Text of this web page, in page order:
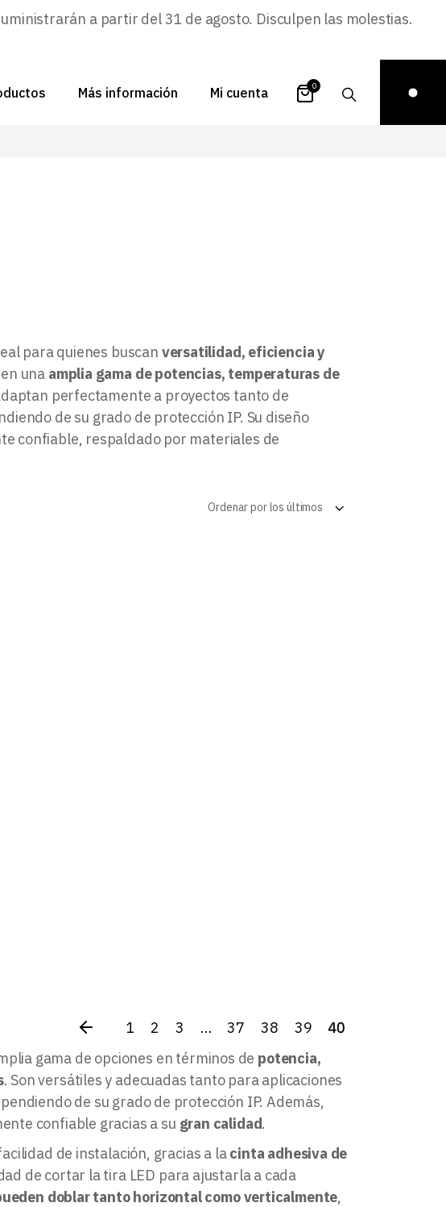
a partir del 31 de agosto. Disculpen las molestias.
Más información
Blog
Mi cuenta 0
para quienes buscan versatilidad, eficiencia y
una amplia gama de potencias, temperaturas de
perfectamente a proyectos tanto de
de su grado de protección IP. Su diseño
confiable, respaldado por materiales de
Ordenar por los últimos
1 2 3 … 37 38 39
40
gama de opciones en términos de potencia,
. Son versátiles y adecuadas tanto para aplicaciones
de su grado de protección IP. Además,
confiable gracias a su gran calidad.
de instalación, gracias a lacinta adhesiva de
de cortar la tira LED para ajustarla a cada
doblar tanto horizontal como verticalmente,